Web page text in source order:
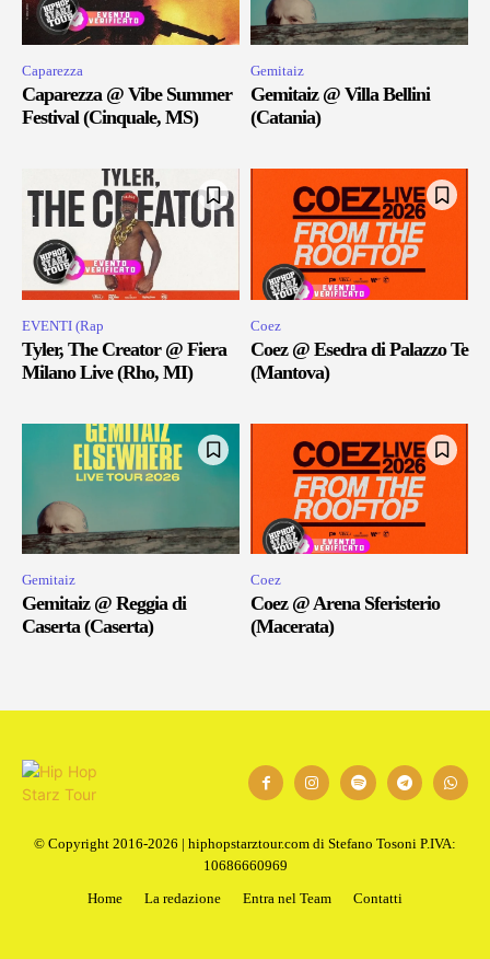
Caparezza
Caparezza @ Vibe Summer
Festival (Cinquale, MS)
Gemitaiz
Gemitaiz @ Villa Bellini
(Catania)
EVENTI (Rap
Tyler, The Creator @ Fiera
Milano Live (Rho, MI)
Coez
Coez @ Esedra di Palazzo Te
(Mantova)
Gemitaiz
Gemitaiz @ Reggia di
Caserta (Caserta)
Coez
Coez @ Arena Sferisterio
(Macerata)
© Copyright 2016-2026 | hiphopstarztour.com di Stefano Tosoni P.IVA:
10686660969
Home
La redazione Entra nel Team Contatti